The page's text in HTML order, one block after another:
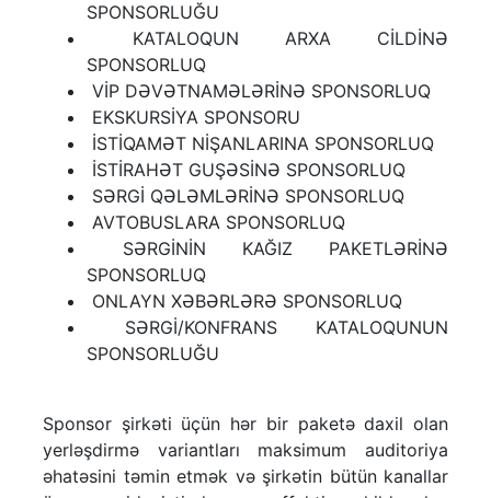
SPONSORLUĞU
KATALOQUN ARXA CİLDİNƏ
SPONSORLUQ
VİP DƏVƏTNAMƏLƏRİNƏ SPONSORLUQ
EKSKURSİYA SPONSORU
İSTİQAMƏT NİŞANLARINA SPONSORLUQ
İSTİRAHƏT GUŞƏSİNƏ SPONSORLUQ
SƏRGİ QƏLƏMLƏRİNƏ SPONSORLUQ
AVTOBUSLARA SPONSORLUQ
SƏRGİNİN KAĞIZ PAKETLƏRİNƏ
SPONSORLUQ
ONLAYN XƏBƏRLƏRƏ SPONSORLUQ
SƏRGİ/KONFRANS KATALOQUNUN
SPONSORLUĞU
Sponsor şirkəti üçün hər bir paketə daxil olan
yerləşdirmə variantları maksimum auditoriya
əhatəsini təmin etmək və şirkətin bütün kanallar